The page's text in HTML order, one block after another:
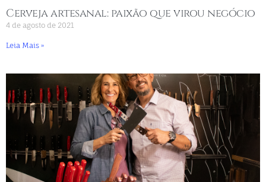
Cerveja artesanal: paixão que virou negócio
4 de agosto de 2021
Leia Mais »